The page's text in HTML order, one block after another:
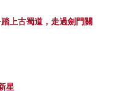
上古蜀道，走過劍門關
星